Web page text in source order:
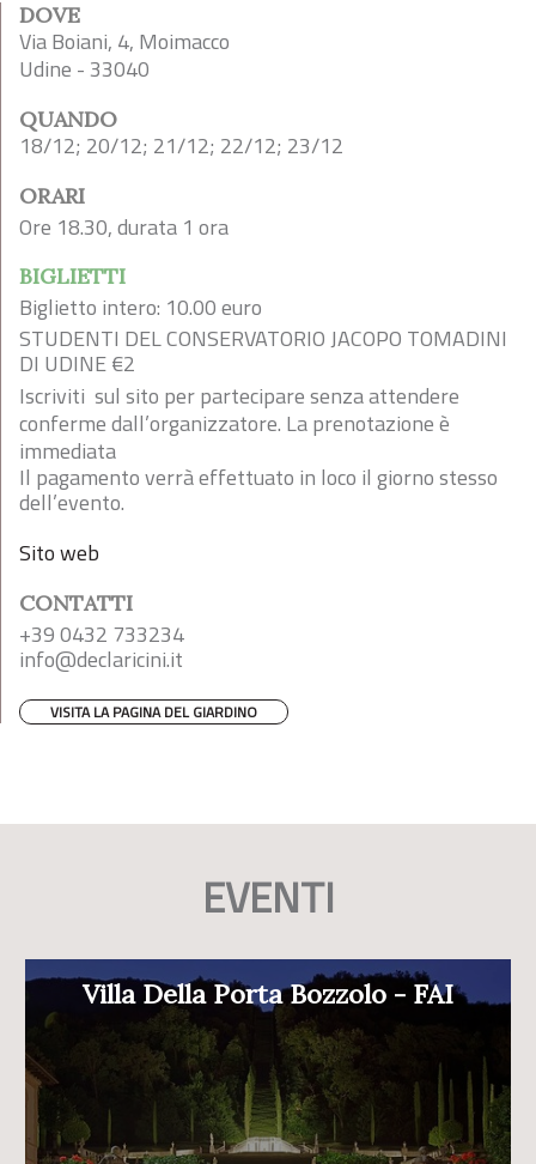
DOVE
Via Boiani, 4, Moimacco
Udine - 33040
QUANDO
18/12; 20/12; 21/12; 22/12; 23/12
ORARI
Ore 18.30, durata 1 ora
BIGLIETTI
Biglietto intero: 10.00 euro
STUDENTI DEL CONSERVATORIO JACOPO TOMADINI
DI UDINE €2
Iscriviti sul sito per partecipare senza attendere
conferme dall’organizzatore. La prenotazione è
immediata
Il pagamento verrà effettuato in loco il giorno stesso
dell’evento.
Sito web
CONTATTI
+39 0432 733234
info@declaricini.it
VISITA LA PAGINA DEL GIARDINO
EVENTI
Villa Della Porta Bozzolo - FAI